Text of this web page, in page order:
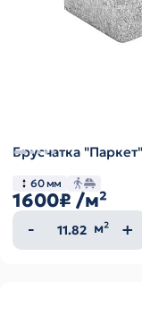
Брусчатка
60 мм
1600₽ /м²
Количество
товара
м²